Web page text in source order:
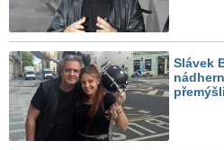
Slávek